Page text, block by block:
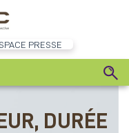
PRESSE
DURÉE